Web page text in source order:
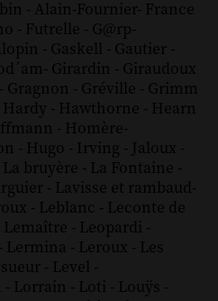
- Alain-Fournier- France
- Futrelle - G@rp-
- Gaskell - Gautier -
- Girardin - Giraudoux
- Gragnon - Gréville - Grimm
Hardy - Hawthorne - Hearn
- Homère-
- Hugo - Irving - Jaloux -
La bruyère - La Fontaine -
- Lavisse et rambaud-
- Leblanc - Leconte de
Lemaître - Leopardi -
- Lermina - Leroux - Les
- Level -
- Lorrain - Loti - Louÿs -